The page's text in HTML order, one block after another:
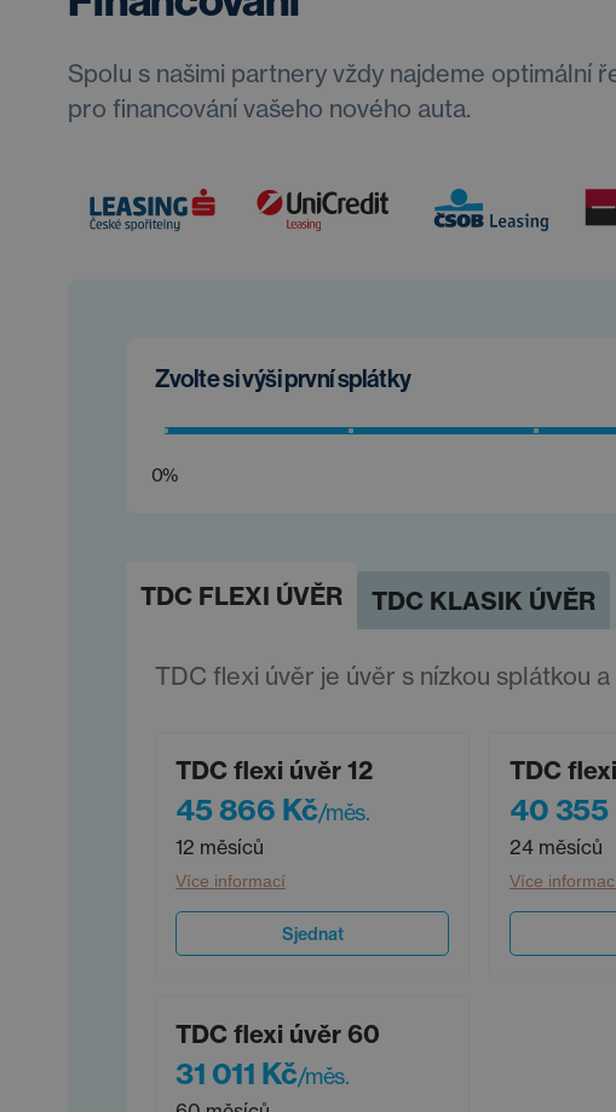
Spolu s našimi partnery vždy najdeme optimální
pro financování vašeho nového auta.
Zvolte si výši první splátky
0%
TDC FLEXI ÚVĚR TDC KLASIK ÚVĚR
TDC flexi úvěr je úvěr s nízkou splátkou
TDC flexi úvěr 12
45 866 Kč/měs.
12 měsíců
Více informací
Sjednat
TDC
40 355
24 měsíců
Více
TDC flexi úvěr 60
31 011 Kč/měs.